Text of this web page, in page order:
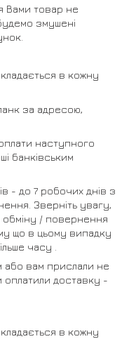
Вами товар не
змушені
в кожну
за адресою,
наступного
банківським
- до 7 робочих днів з
Зверніть увагу,
обміну / повернення
що в цьому випадку
часу .
або вам прислали не
оплатили доставку -
в кожну